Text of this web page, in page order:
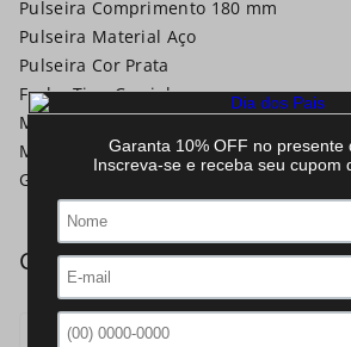
Pulseira Comprimento 180 mm
Pulseira Material Aço
Pulseira Cor Prata
Fecho Tipo Carrinho
Mecanismo Digital Led
Mecanismo Funções Hms C/ Calendário
Garantia 12 Meses
Mecanismo